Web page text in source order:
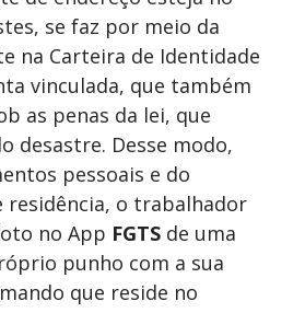
se faz por meio da
na Carteira de Identidade
vinculada, que também
as penas da lei, que
desastre. Desse modo,
pessoais e do
residência, o trabalhador
no App FGTS de uma
punho com a sua
que reside no